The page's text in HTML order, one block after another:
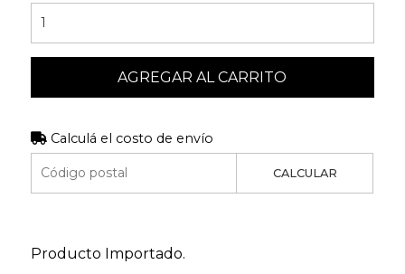
AGREGAR AL CARRITO
Calculá el costo de envío
CALCULAR
Producto Importado.